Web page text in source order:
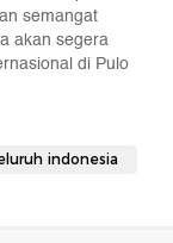
semangat
akan segera
di Pulo
indonesia